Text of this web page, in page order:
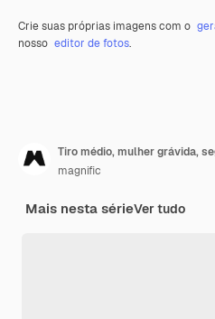
Crie suas próprias imagens com o
nosso editor de fotos.
Tiro médio, mulher grávida,
magnific
Mais nesta sérieVer tudo